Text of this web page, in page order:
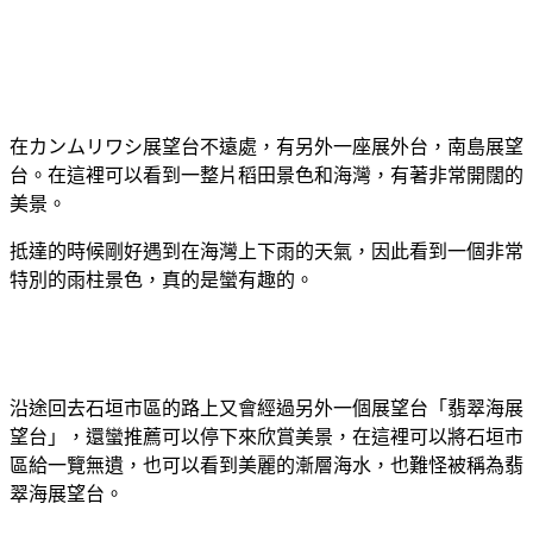
在カンムリワシ展望台不遠處，有另外一座展外台，南島展望
台。在這裡可以看到一整片稻田景色和海灣，有著非常開闊的
美景。
抵達的時候剛好遇到在海灣上下雨的天氣，因此看到一個非常
特別的雨柱景色，真的是蠻有趣的。
沿途回去石垣市區的路上又會經過另外一個展望台「翡翠海展
望台」，還蠻推薦可以停下來欣賞美景，在這裡可以將石垣市
區給一覽無遺，也可以看到美麗的漸層海水，也難怪被稱為翡
翠海展望台。